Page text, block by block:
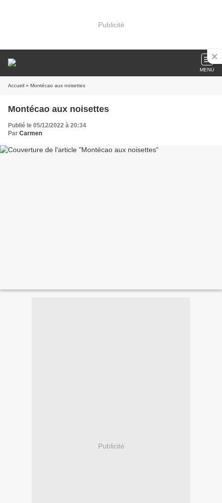
Publicité
MENU
Accueil » Montécao aux noisettes
Montécao aux noisettes
Publié le 05/12/2022 à 20:34
Par Carmen
Publicité